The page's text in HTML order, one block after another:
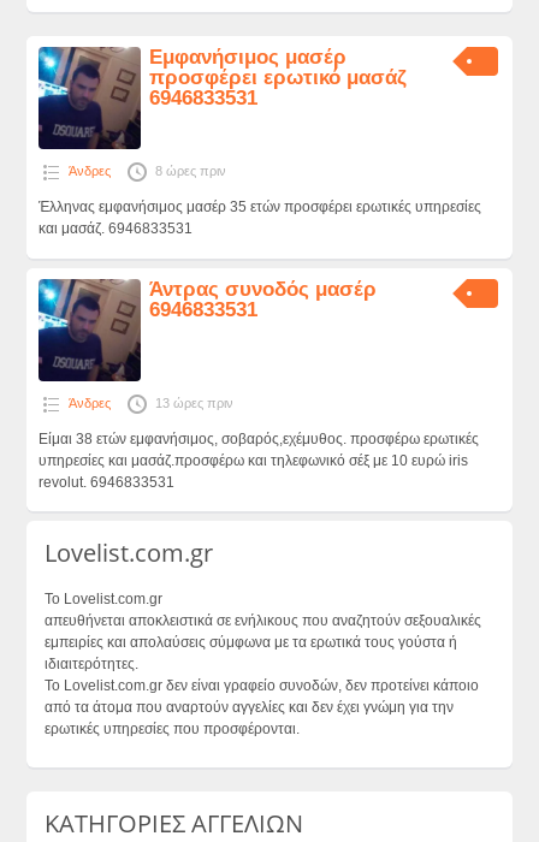
Εμφανήσιμος μασέρ
προσφέρει ερωτικό μασάζ
6946833531
Άνδρες 8 ώρες πριν
Έλληνας εμφανήσιμος μασέρ 35 ετών προσφέρει ερωτικές υπηρεσίες
και μασάζ. 6946833531
Άντρας συνοδός μασέρ
6946833531
Άνδρες 13 ώρες πριν
Είμαι 38 ετών εμφανήσιμος, σοβαρός,εχέμυθος. προσφέρω ερωτικές
υπηρεσίες και μασάζ.προσφέρω και τηλεφωνικό σέξ με 10 ευρώ iris
revolut. 6946833531
Lovelist.com.gr
Το Lovelist.com.gr
απευθήνεται αποκλειστικά σε ενήλικους που αναζητούν σεξουαλικές
εμπειρίες και απολαύσεις σύμφωνα με τα ερωτικά τους γούστα ή
ιδιαιτερότητες.
Το Lovelist.com.gr δεν είναι γραφείο συνοδών, δεν προτείνει κάποιο
από τα άτομα που αναρτούν αγγελίες και δεν έχει γνώμη για την
ερωτικές υπηρεσίες που προσφέρονται.
ΚΑΤΗΓΟΡΙΕΣ ΑΓΓΕΛΙΩΝ